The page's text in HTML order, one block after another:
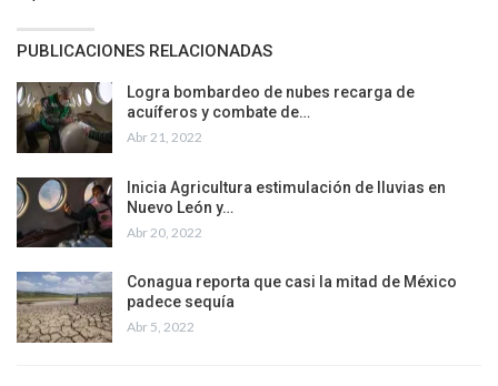
PUBLICACIONES RELACIONADAS
Logra bombardeo de nubes recarga de
acuíferos y combate de…
Abr 21, 2022
Inicia Agricultura estimulación de lluvias en
Nuevo León y…
Abr 20, 2022
Conagua reporta que casi la mitad de México
padece sequía
Abr 5, 2022